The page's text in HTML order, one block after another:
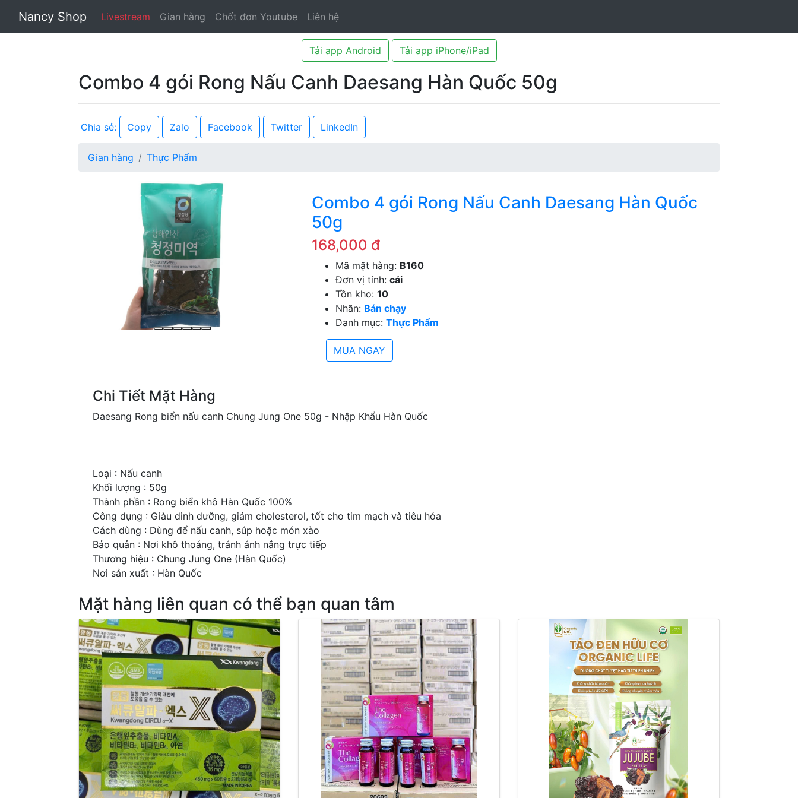
Nancy Shop Livestream Gian hàng Chốt đơn Youtube Liên hệ
Tải app Android Tải app iPhone/iPad
Combo 4 gói Rong Nấu Canh Daesang Hàn Quốc 50g
Chia sẻ: Copy Zalo Facebook Twitter LinkedIn
Gian hàng Thực Phẩm
Combo 4 gói Rong Nấu Canh Daesang Hàn Quốc
50g
168,000 đ
Mã mặt hàng: B160
Đơn vị tính: cái
Tồn kho: 10
Nhãn: Bán chạy
Danh mục: Thực Phẩm
MUA NGAY
Chi Tiết Mặt Hàng
Daesang Rong biển nấu canh Chung Jung One 50g - Nhập Khẩu Hàn Quốc
Loại : Nấu canh
Khối lượng : 50g
Thành phần : Rong biển khô Hàn Quốc 100%
Công dụng : Giàu dinh dưỡng, giảm cholesterol, tốt cho tim mạch và tiêu hóa
Cách dùng : Dùng để nấu canh, súp hoặc món xào
Bảo quản : Nơi khô thoáng, tránh ánh nắng trực tiếp
Thương hiệu : Chung Jung One (Hàn Quốc)
Nơi sản xuất : Hàn Quốc
Mặt hàng liên quan có thể bạn quan tâm